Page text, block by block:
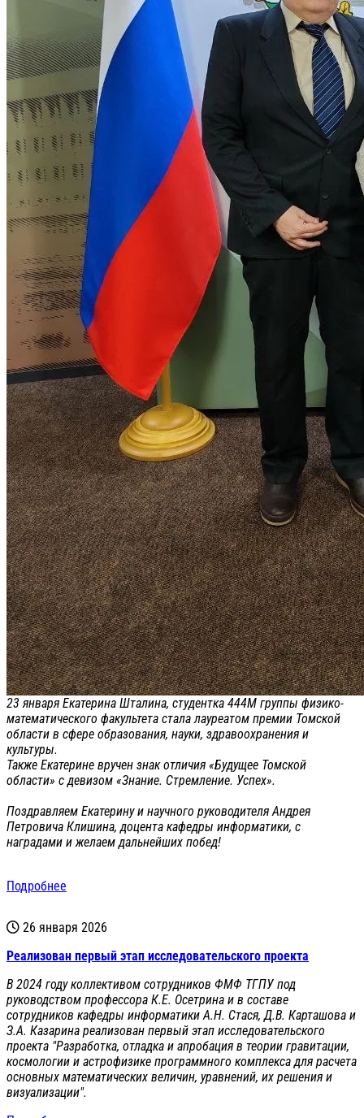
23 января Екатерина Шталина, студентка 444М группы физико-
математического факультета стала лауреатом премии Томской
области в сфере образования, науки, здравоохранения и
культуры.
Также Екатерине вручен знак отличия «Будущее Томской
области» с девизом «Знание. Стремление. Успех».
Поздравляем Екатерину и научного руководителя Андрея
Петровича Клишина, доцента кафедры информатики, с
наградами и желаем дальнейших побед!
Подробнее
26 января 2026
Реализован первый этап исследовательского проекта
В 2024 году коллективом сотрудников ФМФ ТГПУ под
руководством профессора К.Е. Осетрина и в составе
сотрудников кафедры информатики А.Н. Стася, Д.В. Карташова и
З.А. Казарина реализован первый этап исследовательского
проекта "Разработка, отладка и апробация в теории гравитации,
космологии и астрофизике программного комплекса для расчета
основных математических величин, уравнений, их решения и
визуализации".